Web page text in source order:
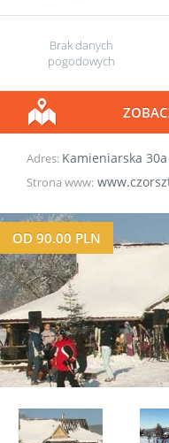
Brak danych
pogodowych
Adres: Kamieniarska 30a
Strona www:
OD 90.00 PLN